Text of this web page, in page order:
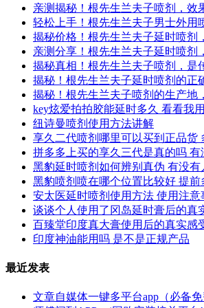
亲测揭秘！根先生兰夫子喷剂，效
轻松上手！根先生兰夫子男士外用
揭秘价格！根先生兰夫子延时喷剂
亲测分享！根先生兰夫子延时喷剂
揭秘真相！根先生兰夫子喷剂，是
揭秘！根先生兰夫子延时喷剂的正
揭秘！根先生兰夫子喷剂的生产地
key炫爱拍拍胶能延时多久 看看我
纽诗曼喷剂使用方法讲解
享久二代喷剂哪里可以买到正品货
拼多多上买的享久三代是真的吗 有
黑豹延时喷剂如何辨别真伪 有没有
黑豹喷剂喷在哪个位置比较好 提前
安太医延时喷剂使用方法 使用注意
谈谈个人使用了冈岛延时膏后的真
百臻堂印度真大膏使用后的真实感
印度神油能用吗 是不是正规产品
最近发表
文章自媒体一键多平台app（必备免